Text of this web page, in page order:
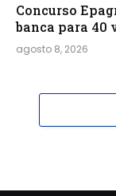
Concurso
banca para 40
agosto 8, 2026